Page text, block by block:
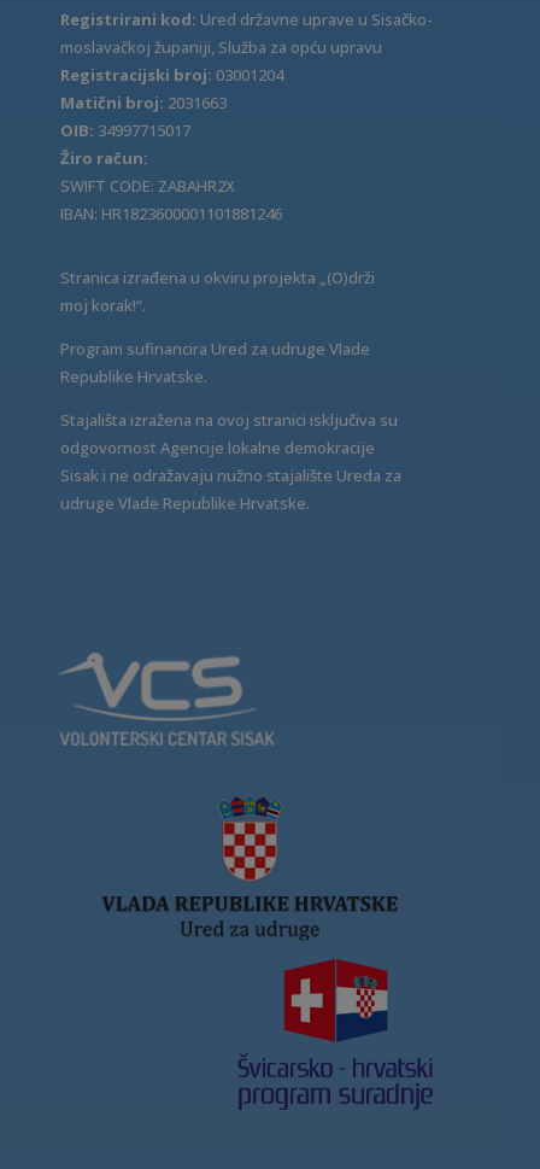
Registrirani kod: Ured državne uprave u Sisačko-
moslavačkoj županiji, Služba za opću upravu
Registracijski broj: 03001204
Matični broj: 2031663
OIB: 34997715017
Žiro račun:
SWIFT CODE: ZABAHR2X
IBAN: HR1823600001101881246
Stranica izrađena u okviru projekta „(O)drži
moj korak!“.
Program sufinancira Ured za udruge Vlade
Republike Hrvatske.
Stajališta izražena na ovoj stranici isključiva su
odgovornost Agencije lokalne demokracije
Sisak i ne odražavaju nužno stajalište Ureda za
udruge Vlade Republike Hrvatske.